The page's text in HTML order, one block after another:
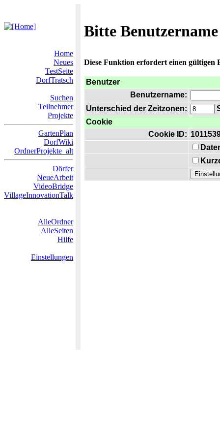
Bitte
Home
Neues
TestSeite
DorfTratsch
Suchen
Teilnehmer
Projekte
GartenPlan
DorfWiki
OrdnerProjekte_alt
Dörfer
NeueArbeit
VideoBridge
VillageInnovationTalk
AlleOrdner
AlleSeiten
Hilfe
Einstellungen
Diese Funktion erfordert einen gültigen
Benutzer
Benutzername:
Unterschied der Zeitzonen:
Cookie
Cookie ID: